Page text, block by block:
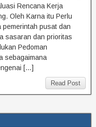
Rencana Kerja
Oleh Karna itu Perlu
pusat dan
sasaran dan prioritas
Pedoman
sebagaimana
[…]
Read Post